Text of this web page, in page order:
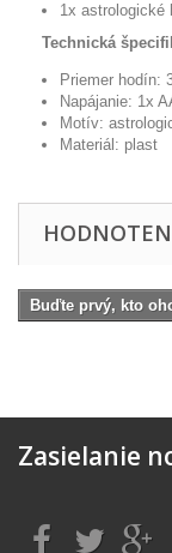
1x astrologické
Technická
Priemer hodín:
Napájanie: 1x
Motív:
Materiál: plast
Buďte prvý, kto
Zasielanie